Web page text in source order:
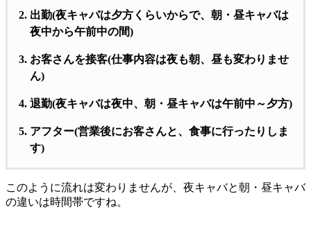
出勤(夜キャバは夕方くらいからで、朝・昼キャバは
夜中から午前中の間)
お客さんを接客(仕事内容は夜も朝、昼も変わりませ
ん)
退勤(夜キャバは夜中、朝・昼キャバは午前中～夕方)
アフター(営業後にお客さんと、食事に行ったりしま
す)
このように流れは変わりませんが、夜キャバと朝・昼キャバ
の違いは時間帯ですね。